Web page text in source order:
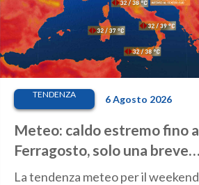
TENDENZA 6 Agosto 2026
Meteo: caldo estremo fino a
Ferragosto, solo una breve
pausa. Ecco dove
La tendenza meteo per il weekend